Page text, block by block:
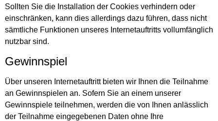
Sollten Sie die Installation der Cookies verhindern oder
einschränken, kann dies allerdings dazu führen, dass nicht
sämtliche Funktionen unseres Internetauftritts vollumfänglich
nutzbar sind.
Gewinnspiel
Über unseren Internetauftritt bieten wir Ihnen die Teilnahme
an Gewinnspielen an. Sofern Sie an einem unserer
Gewinnspiele teilnehmen, werden die von Ihnen anlässlich
der Teilnahme eingegebenen Daten ohne Ihre